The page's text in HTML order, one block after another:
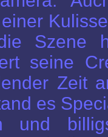
Szene
seine
Zeit
es
und